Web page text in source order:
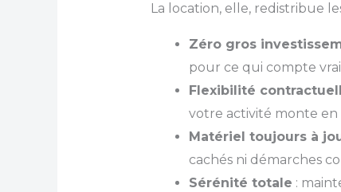
La location, elle, redistribue
Zéro gros
pour ce qui compte
Flexibilité
votre activité monte en
Matériel toujours à
cachés ni démarches
Sérénité totale :